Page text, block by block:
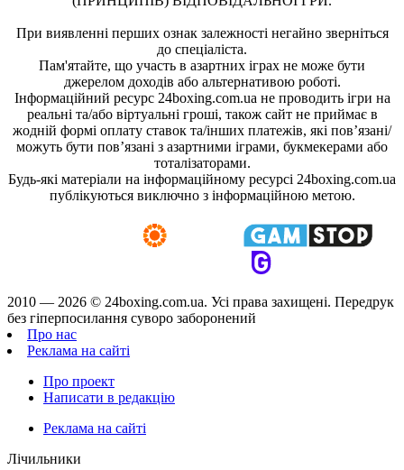
При виявленні перших ознак залежності негайно зверніться
до спеціаліста.
Пам'ятайте, що участь в азартних іграх не може бути
джерелом доходів або альтернативою роботі.
Інформаційний ресурс 24boxing.com.ua не проводить ігри на
реальні та/або віртуальні гроші, також сайт не приймає в
жодній формі оплату ставок та/інших платежів, які пов’язані/
можуть бути пов’язані з азартними іграми, букмекерами або
тоталізаторами.
Будь-які матеріали на інформаційному ресурсі 24boxing.com.ua
публікуються виключно з інформаційною метою.
2010 — 2026 © 24boxing.com.ua. Усi права захищенi. Передрук
без гіперпосилання суворо заборонений
Про нас
Реклама на сайті
Про проект
Написати в редакцію
Реклама на сайті
Лічильники